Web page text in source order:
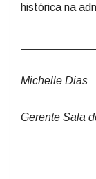
histórica na
Michelle Dias
Gerente Sala